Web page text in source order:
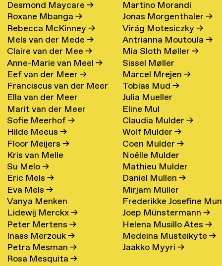
Desmond Maycare→
Roxane Mbanga→
Rebecca McKinney→
Mels van der Mede→
Claire van der Mee→
Anne-Marie van Meel→
Eef van der Meer→
Franciscus van der Meer
→
Ella van der Meer
Marit van der Meer
Sofie Meerhof→
Hilde Meeus→
Floor Meijers→
Kris van Melle
Su Melo→
Eric Mels→
Eva Mels→
Vanya Menken
Lidewij Merckx→
Peter Mertens→
Inass Merzouk→
Petra Mesman→
Rosa Mesquita→
Martino Morandi
Jonas Morgenthaler→
Virág Motesiczky→
Antrianna Moutoula→
Mia Sloth Møller→
Sissel Møller
Marcel Mrejen→
Tobias Mud→
Julia Mueller
Eline Mul
Claudia Mulder→
Wolf Mulder→
Coen Mulder→
Noëlle Mulder
Mathieu Mulder
Daniel Mullen→
Mirjam Müller
Frederikke Josefine
Eefsen→
Joep Münstermann→
Helena Musillo Ates→
Medeina Musteikyte→
Jaakko Myyri→